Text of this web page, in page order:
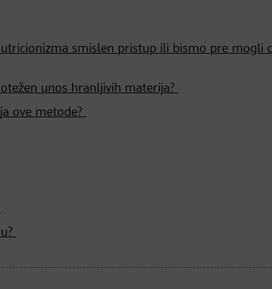
smislen pristup ili bismo pre mogli
unos hranljivih materija?
ove metode?